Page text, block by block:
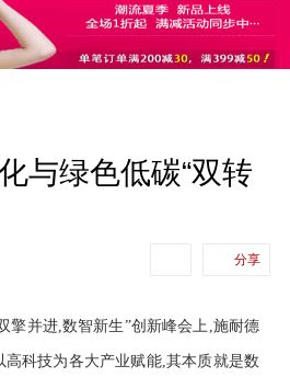
与绿色低碳“双转
分享
擎并进,数智新生”创新峰会上,施耐德
科技为各大产业赋能,其本质就是数